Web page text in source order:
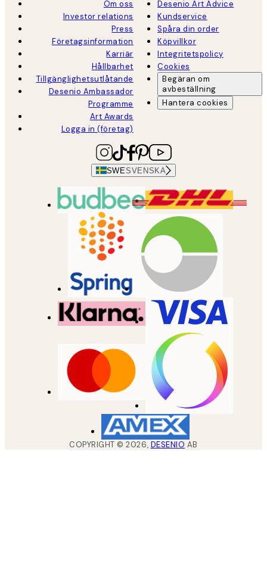
Om oss
Investor relations
Press
Företagsinformation
Karriär
Hållbarhet
Tillgänglighetsutlåtande
Desenio Ambassador
Programme
Art Awards
Logga in (företag)
Desenio Art Advice
Kundservice
Spåra din order
Köpvillkor
Integritetspolicy
Cookies
Begäran om
avbeställning
Hantera cookies
SWESVENSKA
COPYRIGHT ©2026, DESENIO AB